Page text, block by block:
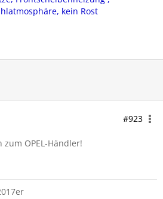
kein Rost
#923
OPEL-Händler!